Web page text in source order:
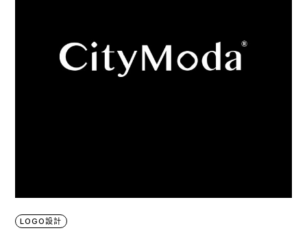
LOGO設計